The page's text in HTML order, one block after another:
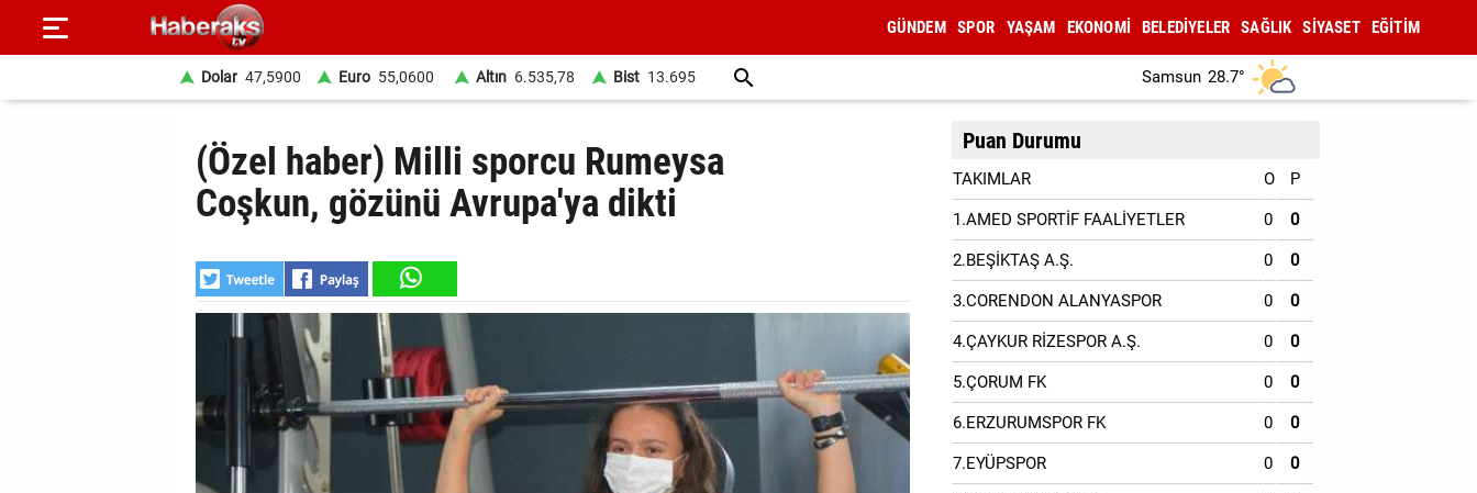
GÜNDEM SPOR YAŞAM EKONOMİ BELEDİYELER SAĞLIK SİYASET EĞİTİM
Dolar 47,5900 Euro 55,0600 Altın 6.535,78 Bist 13.695 Samsun 28.7°
(Özel haber) Milli sporcu Rumeysa
Coşkun, gözünü Avrupa'ya dikti
Puan Durumu
TAKIMLAR O P
1.AMED SPORTİF FAALİYETLER 0 0
2.BEŞİKTAŞ A.Ş. 0 0
3.CORENDON ALANYASPOR 0 0
4.ÇAYKUR RİZESPOR A.Ş. 0 0
5.ÇORUM FK 0 0
6.ERZURUMSPOR FK 0 0
7.EYÜPSPOR 0 0